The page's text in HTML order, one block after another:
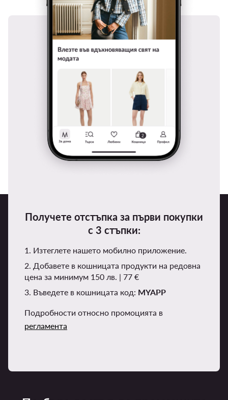
Получете отстъпка за първи покупки
с 3 стъпки:
1. Изтеглете нашето мобилно приложение.
2. Добавете в кошницата продукти на редовна
цена за минимум 150 лв. | 77 €
3. Въведете в кошницата код: MYAPP
Подробности относно промоцията в
регламента